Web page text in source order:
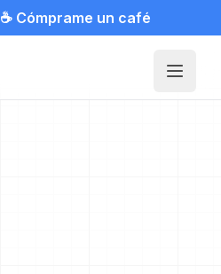
☕ Cómprame un café